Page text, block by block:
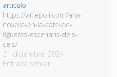
88665808
articulo
https://artepoli.com/ana-
novella-en-la-cate-de-
figueras-escenaris-dels-
cels/
21 diciembre, 2024
Entrada similar